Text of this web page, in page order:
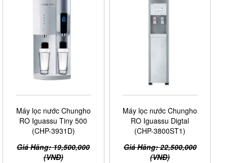
Máy lọc nước Chungho
RO Iguassu Tiny 500
(CHP-3931D)
Giá Hãng: 19,500,000
(VNĐ)
Máy lọc nước Chungho
RO Iguassu Digtal
(CHP-3800ST1)
Giá Hãng: 22,500,000
(VNĐ)